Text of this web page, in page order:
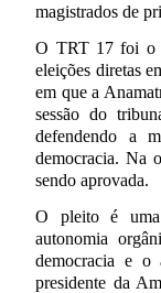
magistrados de
O TRT 17 foi o
eleições diretas
em que a
sessão do
defendendo a
democracia. Na
sendo aprovada.
O pleito é uma
autonomia
democracia e o
presidente da